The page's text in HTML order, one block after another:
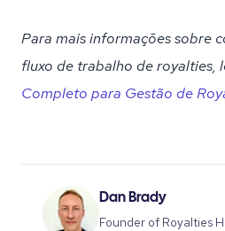
Para mais informações sobre
fluxo de trabalho de royalties,
Completo para Gestão de
Dan Brady
Founder of Royalties